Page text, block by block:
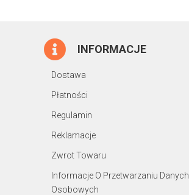
INFORMACJE
Dostawa
Płatności
Regulamin
Reklamacje
Zwrot Towaru
Informacje O Przetwarzaniu Danych
Osobowych